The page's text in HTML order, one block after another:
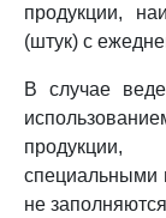
продукции,
(штук) с
В случае
специальными
не